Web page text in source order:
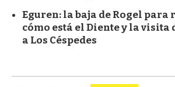
Eguren: la baja de Rogel para
cómo está el Diente y la visita
a Los Céspedes